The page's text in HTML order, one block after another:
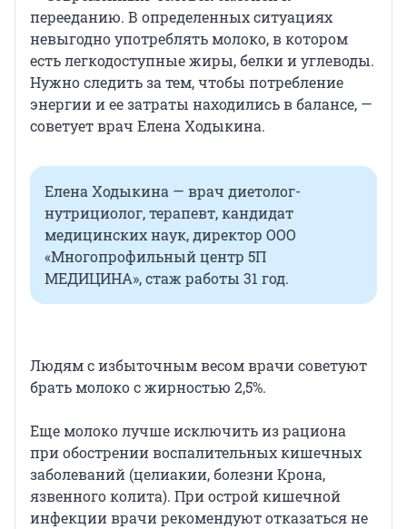
перееданию. В определенных ситуациях
невыгодно употреблять молоко, в котором
есть легкодоступные жиры, белки и углеводы.
Нужно следить за тем, чтобы потребление
энергии и ее затраты находились в балансе, —
советует врач Елена Ходыкина.
Елена Ходыкина — врач диетолог-
нутрициолог, терапевт, кандидат
медицинских наук, директор ООО
«Многопрофильный центр 5П
МЕДИЦИНА», стаж работы 31 год.
Людям с избыточным весом врачи советуют
брать молоко с жирностью 2,5%.
Еще молоко лучше исключить из рациона
при обострении воспалительных кишечных
заболеваний (целиакии, болезни Крона,
язвенного колита). При острой кишечной
инфекции врачи рекомендуют отказаться не